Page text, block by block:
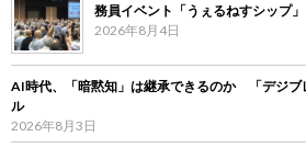
務員イベント「うぇるねすシップ」
2026年8月4日
AI時代、「暗黙知」は継承できるのか 「デジブ
ル
2026年8月3日